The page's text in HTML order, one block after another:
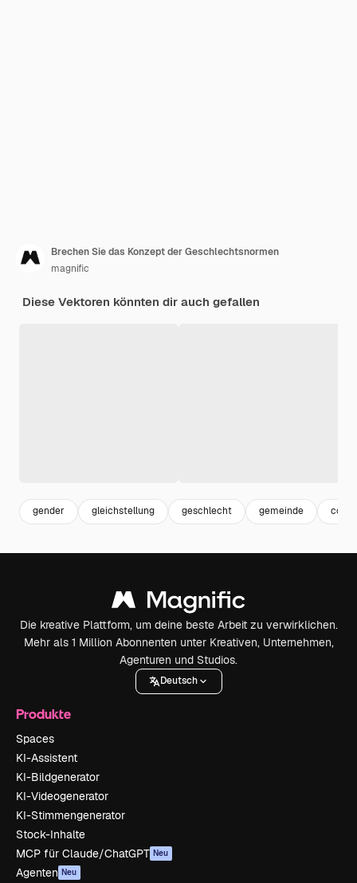
Brechen Sie das Konzept der Geschlechtsnormen
magnific
Diese Vektoren könnten dir auch gefallen
gender gleichstellung geschlecht gemeinde
Die kreative Plattform, um deine beste Arbeit zu verwirklichen.
Mehr als 1 Million Abonnenten unter Kreativen, Unternehmen,
Agenturen und Studios.
Deutsch
Produkte
Spaces
KI-Assistent
KI-Bildgenerator
KI-Videogenerator
KI-Stimmengenerator
Stock-Inhalte
MCP für Claude/ChatGPT Neu
Agenten Neu